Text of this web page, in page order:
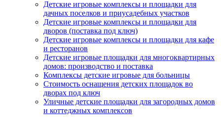
Детские игровые комплексы и площадки для
дачных поселков и приусадебных участков
Детские игровые комплексы и площадки для
дворов (поставка под ключ)
Детские игровые комплексы и площадки для кафе
и ресторанов
Детские игровые площадки для многоквартирных
домов: производство и поставка
Комплексы детские игровые для больницы
Стоимость оснащения детских площадок во
дворах под ключ
Уличные детские площадки для загородных домов
и коттеджных комплексов